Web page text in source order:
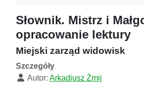
Słownik. Mistrz i
opracowanie lektury
Miejski zarząd widowisk
Szczegóły
Autor: Arkadiusz Żmij